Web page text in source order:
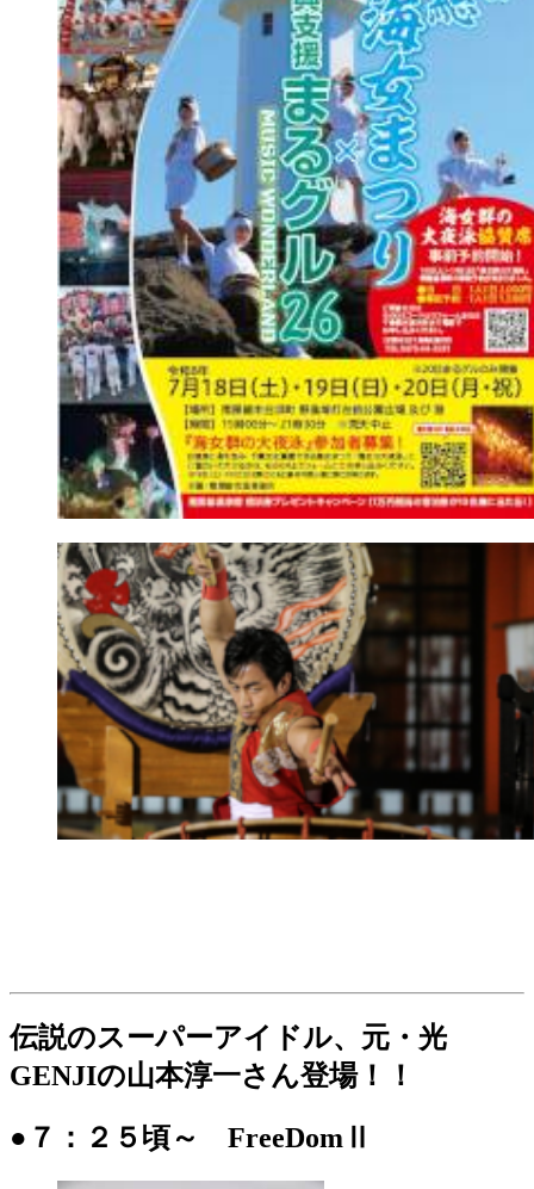
伝説のスーパーアイドル、元・光
GENJIの山本淳一さん登場！！
●７：２５頃～ FreeDomⅡ